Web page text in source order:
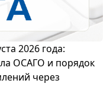
2026 года:
ОСАГО и порядок
через